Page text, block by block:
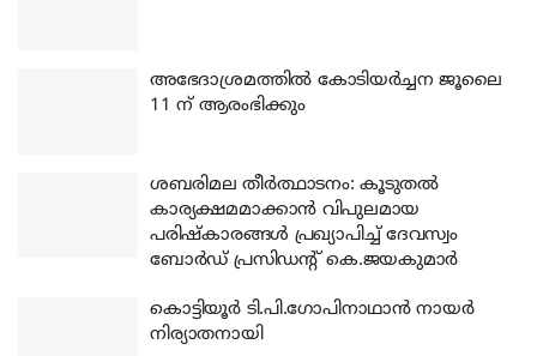
അഭേദാശ്രമത്തില്‍ കോടിയര്‍ച്ചന ജൂലൈ
11 ന് ആരംഭിക്കും
ശബരിമല തീര്‍ത്ഥാടനം: കൂടുതല്‍
കാര്യക്ഷമമാക്കാന്‍ വിപുലമായ
പരിഷ്‌കാരങ്ങള്‍ പ്രഖ്യാപിച്ച് ദേവസ്വം
ബോര്‍ഡ് പ്രസിഡന്റ് കെ.ജയകുമാര്‍
കൊട്ടിയൂര്‍ ടി.പി.ഗോപിനാഥാന്‍ നായര്‍
നിര്യാതനായി